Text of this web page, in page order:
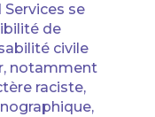
se
de
civile
notamment
raciste,